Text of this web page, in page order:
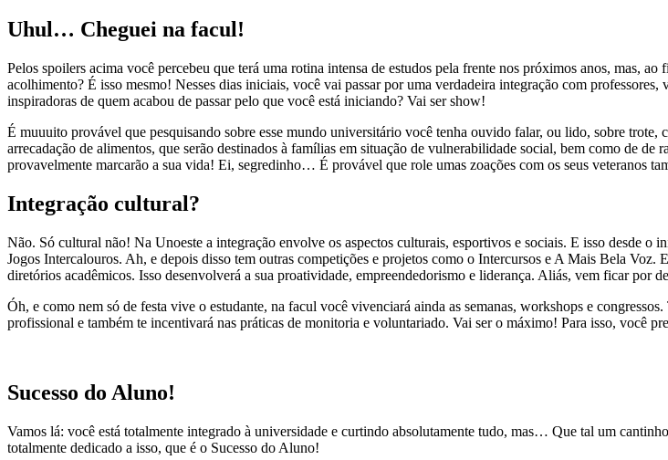
Uhul… Cheguei na facul!
Pelos spoilers acima você percebeu que terá uma rotina intensa de estudos pela frente nos próximos anos, mas,
acolhimento? É isso mesmo! Nesses dias iniciais, você vai passar por uma verdadeira integração com
inspiradoras de quem acabou de passar pelo que você está iniciando? Vai ser show!
É muuuito provável que pesquisando sobre esse mundo universitário você tenha ouvido falar, ou lido, sobre
arrecadação de alimentos, que serão destinados à famílias em situação de vulnerabilidade social, bem como de
provavelmente marcarão a sua vida! Ei, segredinho… É provável que role umas zoações com os seus veteranos
Integração cultural?
Não. Só cultural não! Na Unoeste a integração envolve os aspectos culturais, esportivos e sociais. E isso desde
Jogos Intercalouros. Ah, e depois disso tem outras competições e projetos como o Intercursos e A Mais Bela Voz.
diretórios acadêmicos. Isso desenvolverá a sua proatividade, empreendedorismo e liderança. Aliás, vem ficar por
Óh, e como nem só de festa vive o estudante, na facul você vivenciará ainda as semanas, workshops e
profissional e também te incentivará nas práticas de monitoria e voluntariado. Vai ser o máximo! Para isso, você
Sucesso do Aluno!
Vamos lá: você está totalmente integrado à universidade e curtindo absolutamente tudo, mas… Que tal um
totalmente dedicado a isso, que é o Sucesso do Aluno!